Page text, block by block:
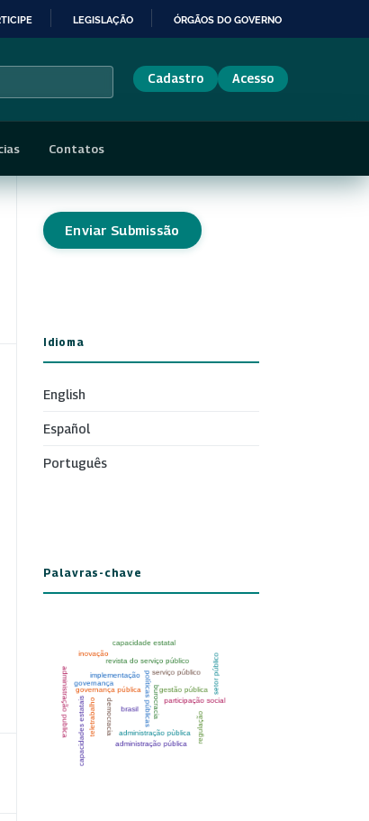
LEGISLAÇÃO ÓRGÃOS DO GOVERNO
Cadastro Acesso
Contatos
Enviar Submissão
Idioma
English
Español
Português
Palavras-chave